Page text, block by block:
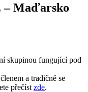
– Maďarsko
skupinou fungující pod
a tradičně se
přečíst zde.